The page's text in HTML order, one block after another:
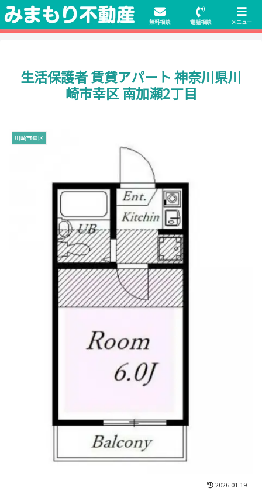
初期費用無料物件や保証人不要の物件も豊富にご用意！相談料無料でも申
請・手続きサポート付き！
生活保護者 賃貸アパート 神奈川県川
崎市幸区 南加瀬2丁目
川崎市幸区
2026.01.19
無料相談 電話相談 メニュー